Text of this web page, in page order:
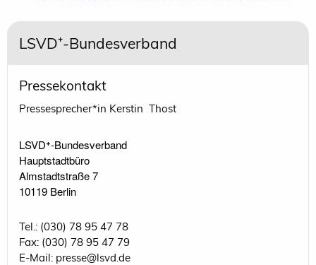
LSVD⁺-Bundesverband
Pressekontakt
Pressesprecher*in Kerstin Thost
LSVD⁺-Bundesverband
Hauptstadtbüro
Almstadtstraße 7
10119 Berlin
Tel.: (030) 78 95 47 78
Fax: (030) 78 95 47 79
E-Mail: presse@lsvd.de